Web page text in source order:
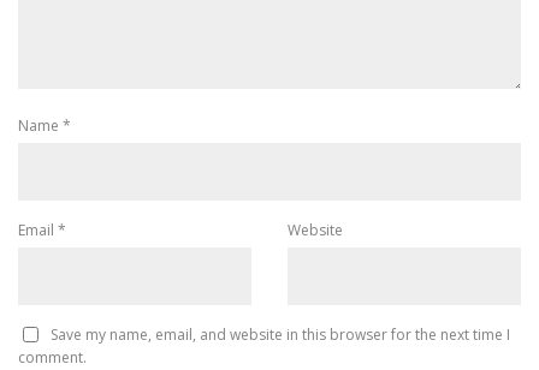
Name *
Email * Website
Save my name, email, and website in this browser for the next time I
comment.